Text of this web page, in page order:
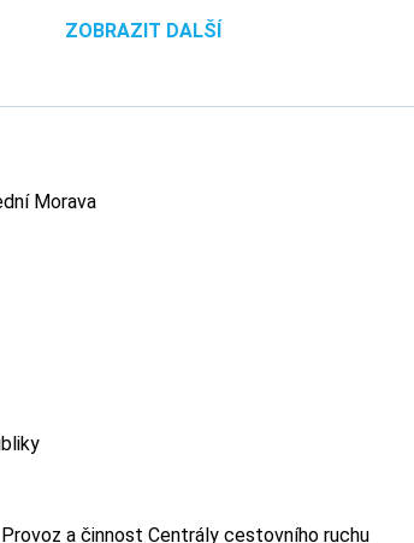
ZOBRAZIT DALŠÍ
Provoz a činnost Centrály cestovního ruchu